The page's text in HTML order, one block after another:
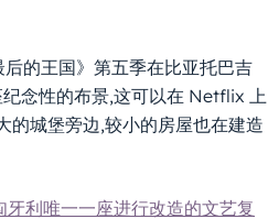
的王国》第五季在比亚托巴吉
念性的布景,这可以在 Netflix 上
的城堡旁边,较小的房屋也在建造
牙利唯一一座进行改造的文艺复